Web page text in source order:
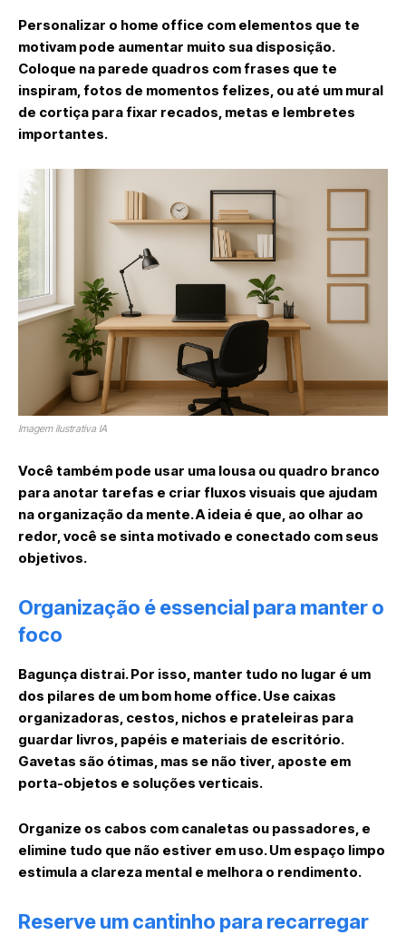
Personalizar o home office com elementos que te
motivam pode aumentar muito sua disposição.
Coloque na parede quadros com frases que te
inspiram, fotos de momentos felizes, ou até um mural
de cortiça para fixar recados, metas e lembretes
importantes.
Imagem ilustrativa IA
Você também pode usar uma lousa ou quadro branco
para anotar tarefas e criar fluxos visuais que ajudam
na organização da mente. A ideia é que, ao olhar ao
redor, você se sinta motivado e conectado com seus
objetivos.
Organização é essencial para manter o
foco
Bagunça distrai. Por isso, manter tudo no lugar é um
dos pilares de um bom home office. Use caixas
organizadoras, cestos, nichos e prateleiras para
guardar livros, papéis e materiais de escritório.
Gavetas são ótimas, mas se não tiver, aposte em
porta-objetos e soluções verticais.
Organize os cabos com canaletas ou passadores, e
elimine tudo que não estiver em uso. Um espaço limpo
estimula a clareza mental e melhora o rendimento.
Reserve um cantinho para recarregar